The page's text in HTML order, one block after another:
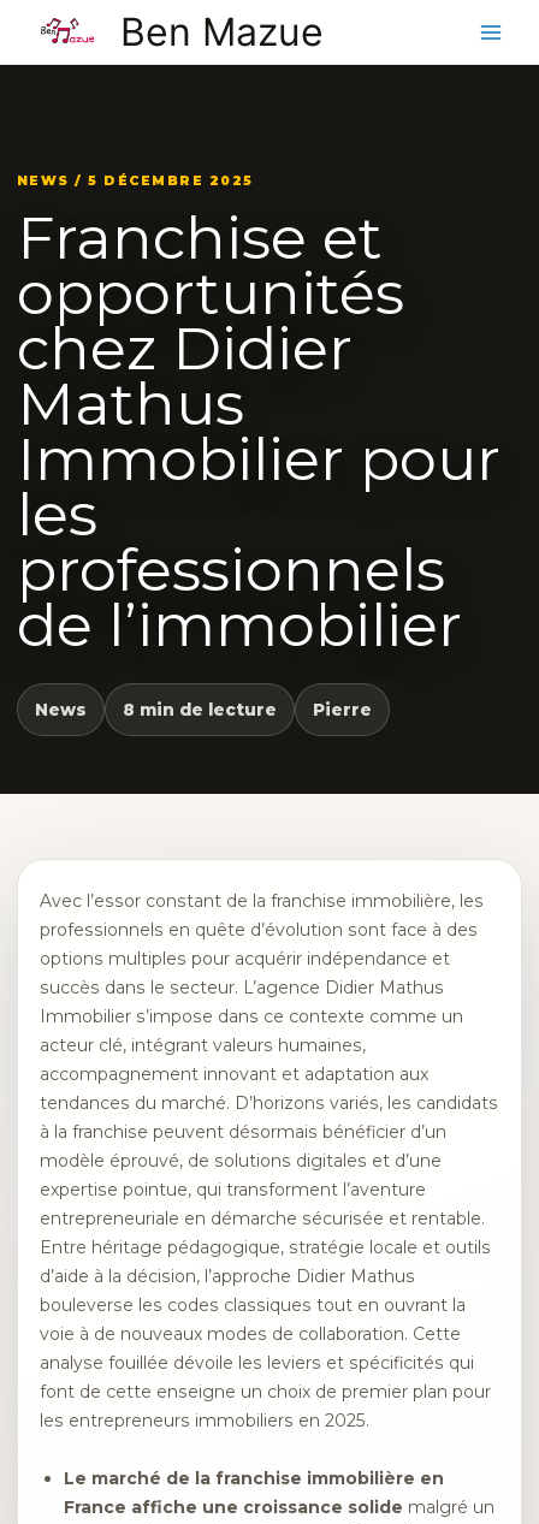
contenu
Ben Mazue
NEWS / 5 DÉCEMBRE 2025
Franchise et
opportunités
chez Didier
Mathus
Immobilier pour
les
professionnels
de l’immobilier
News 8 min de lecture Pierre
Avec l’essor constant de la franchise immobilière, les
professionnels en quête d’évolution sont face à des
options multiples pour acquérir indépendance et
succès dans le secteur. L’agence Didier Mathus
Immobilier s’impose dans ce contexte comme un
acteur clé, intégrant valeurs humaines,
accompagnement innovant et adaptation aux
tendances du marché. D’horizons variés, les candidats
à la franchise peuvent désormais bénéficier d’un
modèle éprouvé, de solutions digitales et d’une
expertise pointue, qui transforment l’aventure
entrepreneuriale en démarche sécurisée et rentable.
Entre héritage pédagogique, stratégie locale et outils
d’aide à la décision, l’approche Didier Mathus
bouleverse les codes classiques tout en ouvrant la
voie à de nouveaux modes de collaboration. Cette
analyse fouillée dévoile les leviers et spécificités qui
font de cette enseigne un choix de premier plan pour
les entrepreneurs immobiliers en 2025.
Le marché de la franchise immobilière en
France affiche une croissance solide malgré un